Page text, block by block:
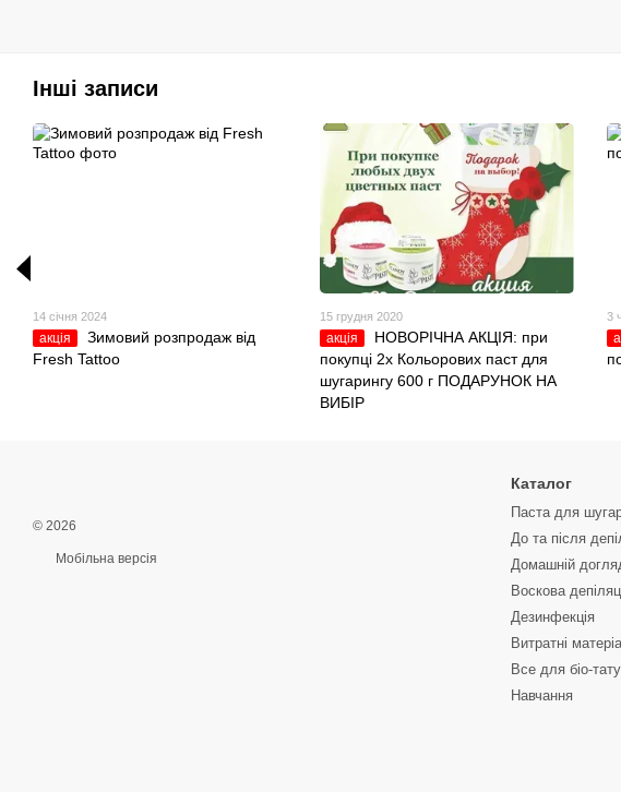
Інші записи
14 січня 2024
акція
Зимовий розпродаж від
Fresh Tattoo
15 грудня 2020
акція
НОВОРІЧНА АКЦІЯ: при
покупці 2х Кольорових паст для
шугарингу 600 г ПОДАРУНОК НА
ВИБІР
3
© 2026
Мобільна версія
Каталог
Паста для
До та після
Домашній
Воскова
Дезинфекція
Витратні
Все для біо-тату
Навчання